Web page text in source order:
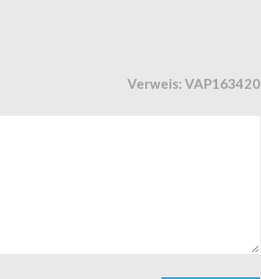
Verweis: VAP163420